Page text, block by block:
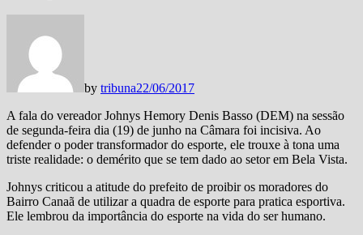
by tribuna22/06/2017
A fala do vereador Johnys Hemory Denis Basso (DEM) na sessão
de segunda-feira dia (19) de junho na Câmara foi incisiva. Ao
defender o poder transformador do esporte, ele trouxe à tona uma
triste realidade: o demérito que se tem dado ao setor em Bela Vista.
Johnys criticou a atitude do prefeito de proibir os moradores do
Bairro Canaã de utilizar a quadra de esporte para pratica esportiva.
Ele lembrou da importância do esporte na vida do ser humano.